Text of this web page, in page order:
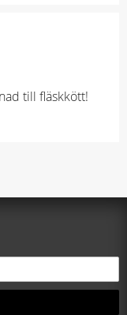
till fläskkött!